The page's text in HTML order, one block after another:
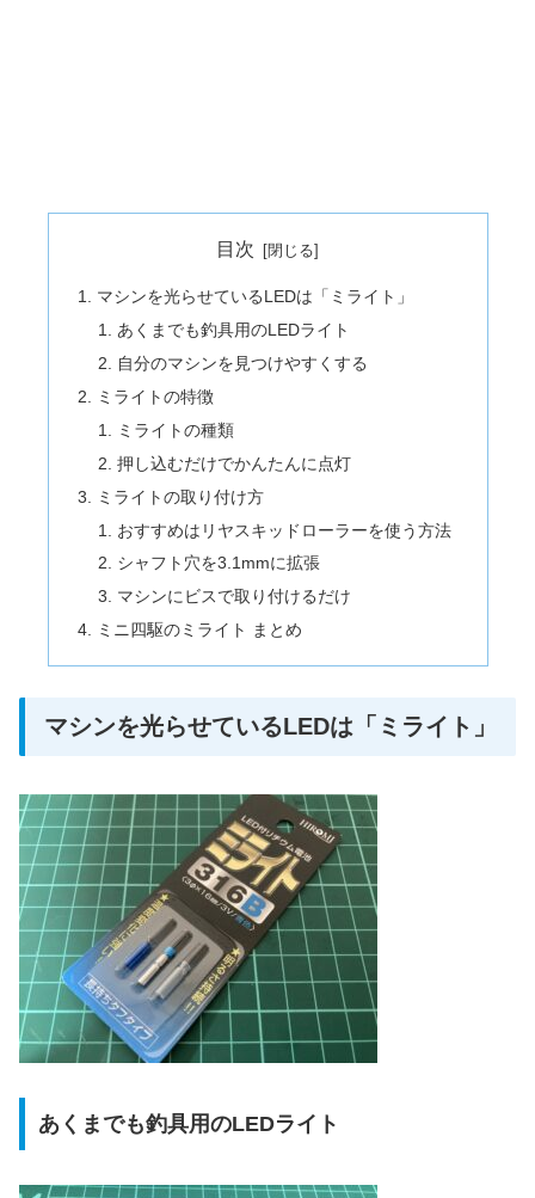
目次
マシンを光らせているLEDは「ミライト」
あくまでも釣具用のLEDライト
自分のマシンを見つけやすくする
ミライトの特徴
ミライトの種類
押し込むだけでかんたんに点灯
ミライトの取り付け方
おすすめはリヤスキッドローラーを使う方法
シャフト穴を3.1mmに拡張
マシンにビスで取り付けるだけ
ミニ四駆のミライト まとめ
マシンを光らせているLEDは「ミライト」
あくまでも釣具用のLEDライト